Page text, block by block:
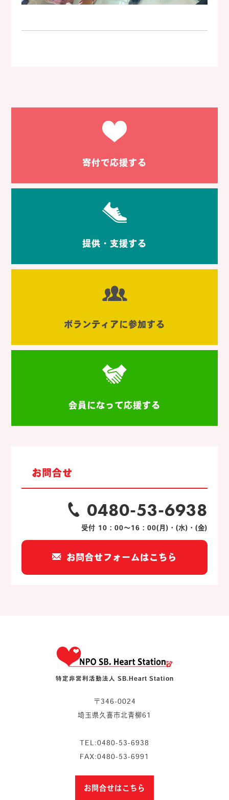
寄付で応援する
提供・支援する
ボランティアに参加する
会員になって応援する
お問合せ
0480-53-6938
受付 10：00～16：00(月)・(水)・(金)
お問合せフォームはこちら
特定非営利活動法人 SB.Heart Station
〒346-0024
埼玉県久喜市北青柳61
TEL:0480-53-6938
FAX:0480-53-6991
お問合せはこちら